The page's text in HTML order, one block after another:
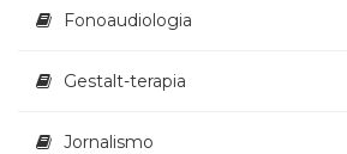
Turismo
Vida
Fonoaudiologia
Gestalt-terapia
Jornalismo